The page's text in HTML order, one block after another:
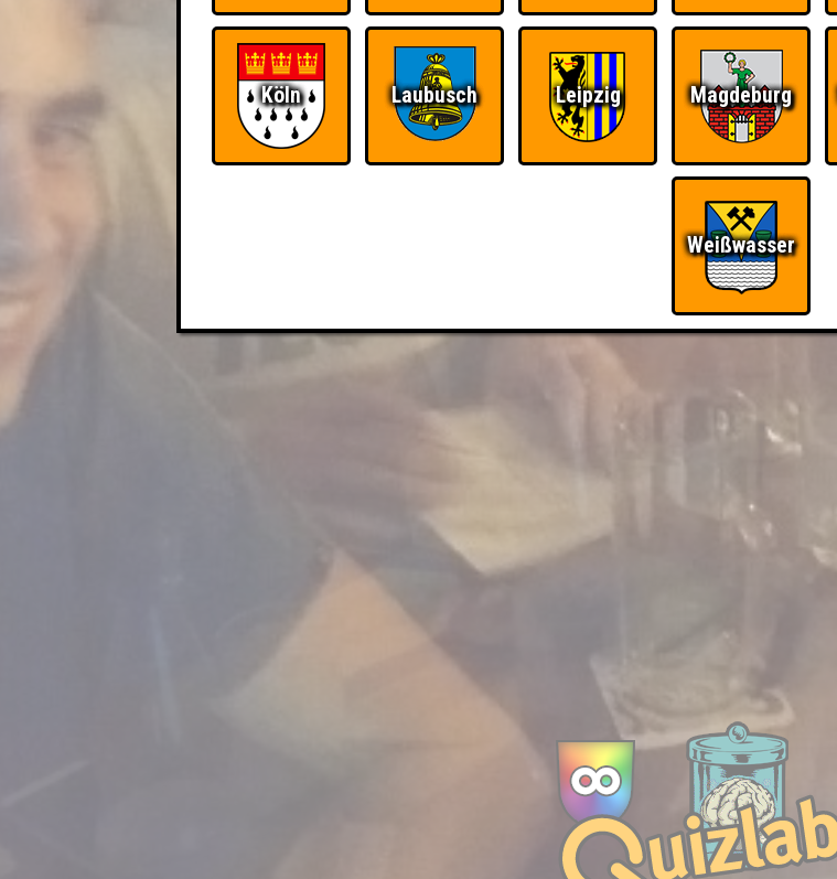
Köln Laubusch Leipzig Magdeburg
Weißwasser